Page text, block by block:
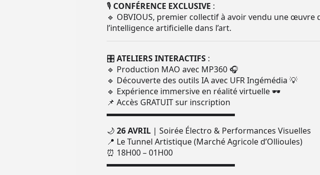
🎙 CONFÉRENCE EXCLUSIVE :
🔹 OBVIOUS, premier collectif à avoir vendu une
l’intelligence artificielle dans l’art.
🎛ATELIERS INTERACTIFS :
🔹 Production MAO avec MP360 🎧
🔹 Découverte des outils IA avec UFR Ingémédia 💡
🔹 Expérience immersive en réalité virtuelle 🕶
📌 Accès GRATUIT sur inscription
▬▬▬▬▬▬▬▬▬▬▬▬▬▬▬▬
🌙 26 AVRIL | Soirée Électro & Performances Visuelles
📍 Le Tunnel Artistique (Marché Agricole d’Ollioules)
⏰ 18H00 – 01H00
▬▬▬▬▬▬▬▬▬▬▬▬▬▬▬▬